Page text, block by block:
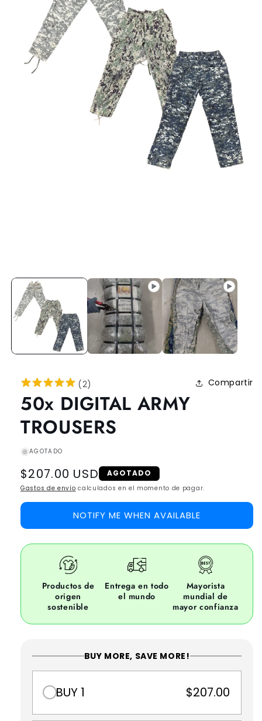
(2) Compartir
50x DIGITAL ARMY
TROUSERS
AGOTADO
Regular
price
$207.00 USD AGOTADO
Gastos de envío calculados en el momento de pagar.
NOTIFY ME WHEN AVAILABLE
Productos de
origen
sostenible
Entrega en todo
el mundo
Mayorista
mundial de
mayor confianza
BUY MORE, SAVE MORE!
BUY 1 $207.00